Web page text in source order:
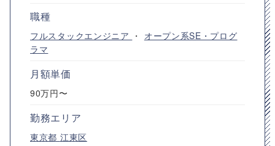
職種
フルスタックエンジニア ・ オープン系SE・プログ
ラマ
月額単価
90万円〜
勤務エリア
東京都 江東区